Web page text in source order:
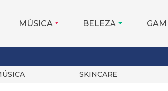
MÚSICA BELEZA
SKINCARE